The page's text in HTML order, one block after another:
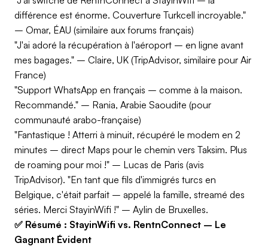
différence est énorme. Couverture Turkcell incroyable."
– Omar, ÉAU (similaire aux forums français)
"J'ai adoré la récupération à l'aéroport – en ligne avant
mes bagages." – Claire, UK (TripAdvisor, similaire pour Air
France)
"Support WhatsApp en français – comme à la maison.
Recommandé." – Rania, Arabie Saoudite (pour
communauté arabo-française)
"Fantastique ! Atterri à minuit, récupéré le modem en 2
minutes – direct Maps pour le chemin vers Taksim. Plus
de roaming pour moi !" – Lucas de Paris (avis
TripAdvisor). "En tant que fils d'immigrés turcs en
Belgique, c'était parfait – appelé la famille, streamé des
séries. Merci StayinWifi !" – Aylin de Bruxelles.
✅ Résumé : StayinWifi vs. RentnConnect – Le
Gagnant Évident